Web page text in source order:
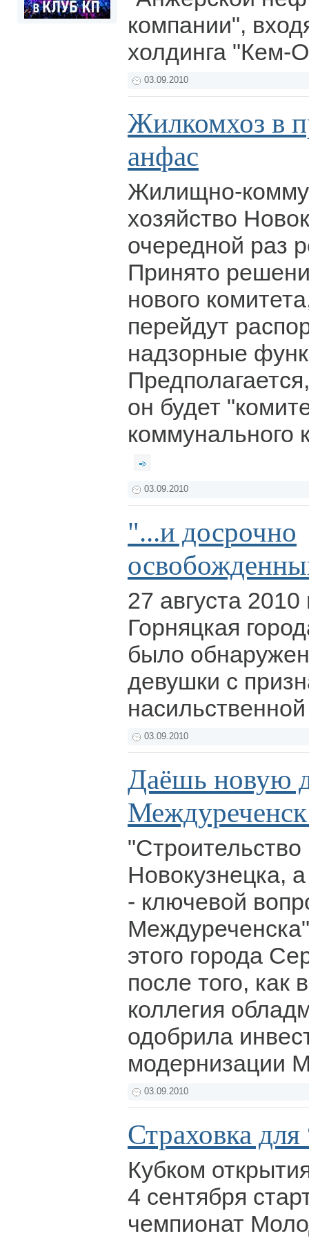
компании",
холдинга "Кем-
03.09.2010
Жилкомхоз в
анфас
Жилищно-
хозяйство
очередной раз
Принято
нового
перейдут
надзорные
он будет
коммунального
03.09.2010
"...и досрочно
27 августа
Горняцкая
было
девушки с
03.09.2010
Даёшь новую
Новокузнецка,
- ключевой
этого города
после того, как
коллегия
одобрила
модернизации
03.09.2010
Страховка для
Кубком
4 сентября
чемпионат